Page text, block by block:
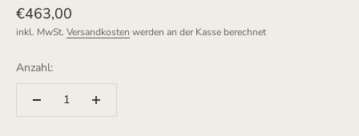
Angebot
€463,00
inkl. MwSt. Versandkosten werden an der Kasse berechnet
Anzahl: